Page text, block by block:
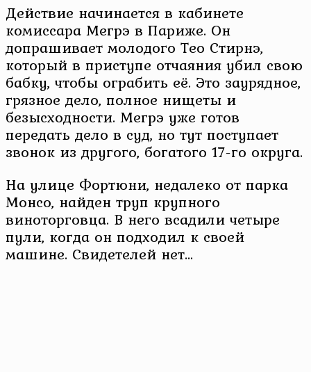
Действие начинается в кабинете
комиссара Мегрэ в Париже. Он
допрашивает молодого Тео Стирнэ,
который в приступе отчаяния убил свою
бабку, чтобы ограбить её. Это заурядное,
грязное дело, полное нищеты и
безысходности. Мегрэ уже готов
передать дело в суд, но тут поступает
звонок из другого, богатого 17-го округа.
На улице Фортюни, недалеко от парка
Монсо, найден труп крупного
виноторговца. В него всадили четыре
пули, когда он подходил к своей
машине. Свидетелей нет…